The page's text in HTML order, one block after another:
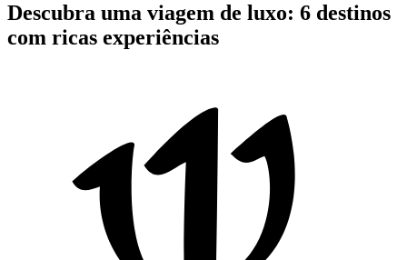
Descubra uma viagem de luxo: 6 destinos
com ricas experiências